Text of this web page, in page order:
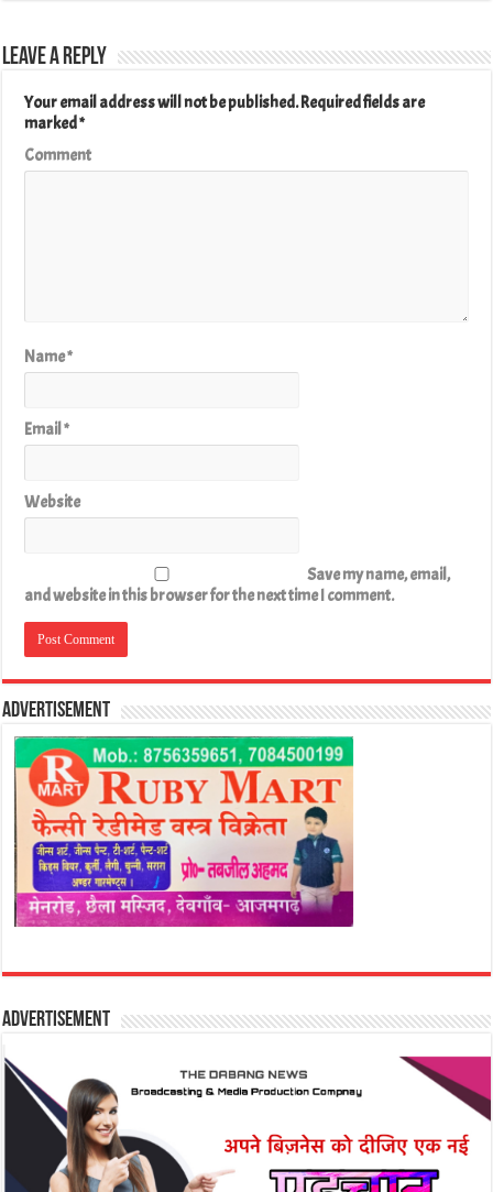
Leave a Reply
Your email address will not be published.Required fields are
marked*
Comment
Name*
Email*
Website
Save my name, email,
and website in this browser for the next time I comment.
Advertisement
Advertisement